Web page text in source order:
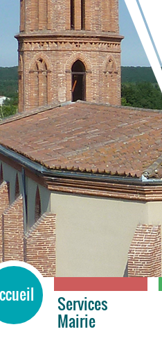
Services
Mairie